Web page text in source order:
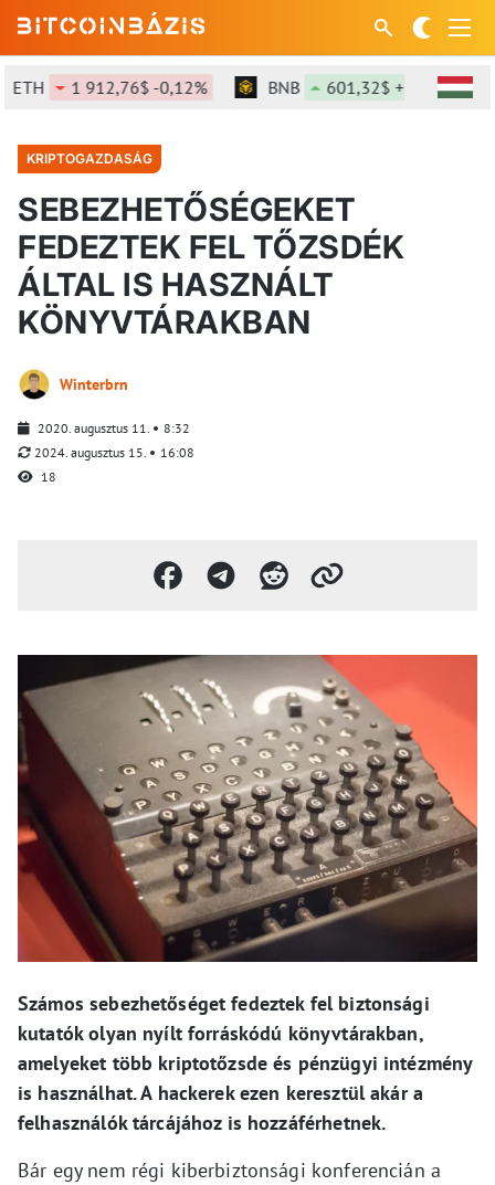
1 912,76$ -0,12% BNB 601,32$ +1,46%
KRIPTOGAZDASÁG
SEBEZHETŐSÉGEKET
FEDEZTEK FEL TŐZSDÉK
ÁLTAL IS HASZNÁLT
KÖNYVTÁRAKBAN
Winterbrn
2020. augusztus 11.
8:32
2024. augusztus 15.
16:08
18
Számos sebezhetőséget fedeztek fel biztonsági
kutatók olyan nyílt forráskódú könyvtárakban,
amelyeket több kriptotőzsde és pénzügyi intézmény
is használhat. A hackerek ezen keresztül akár a
felhasználók tárcájához is hozzáférhetnek.
Bár egy nem régi kiberbiztonsági konferencián a